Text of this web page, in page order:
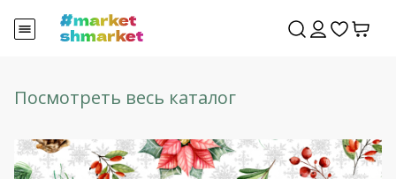
Посмотреть весь каталог